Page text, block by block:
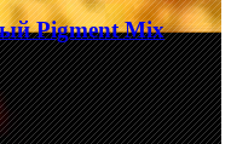
Pigment Mix